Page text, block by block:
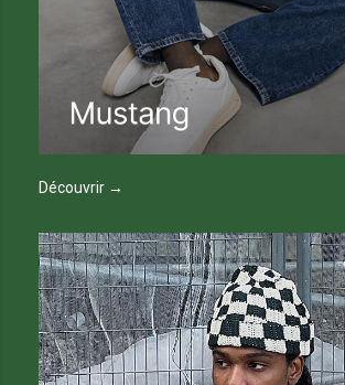
Découvrir →